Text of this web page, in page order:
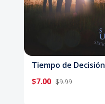
Tiempo de Decisión
$7.00 $9.99